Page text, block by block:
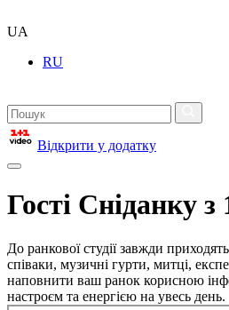
UA
RU
Відкрити у додатку
Гості Сніданку з
До ранкової студії завжди
співаки, музичні гурти, митці,
наповнити ваш ранок корисною
настроєм та енергією на увесь день.